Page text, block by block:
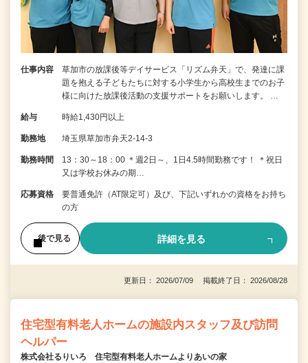
仕事内容
草加市の放課後等デイサービス「リズム弁天」で、発達に課
題を抱える子どもたちに対する小学生から高校生までのお子
様に向けた放課後活動の支援サポートをお願いします。 …
給与 時給1,430円以上
勤務地 埼玉県草加市弁天2-14-3
勤務時間
13：30～18：00 ＊週2日～、1日4.5時間勤務です！ ＊祝日
又は学校お休みの期…
応募資格
要普通免許（AT限定可）及び、下記いずれかの資格をお持ち
の方
後で見る 詳細を見る
更新日： 2026/07/09 掲載終了日： 2026/08/28
住宅型有料老人ホームの施設内スタッフ及び訪問
ヘルパー
株式会社るりいろ 住宅型有料老人ホームよりあいの家